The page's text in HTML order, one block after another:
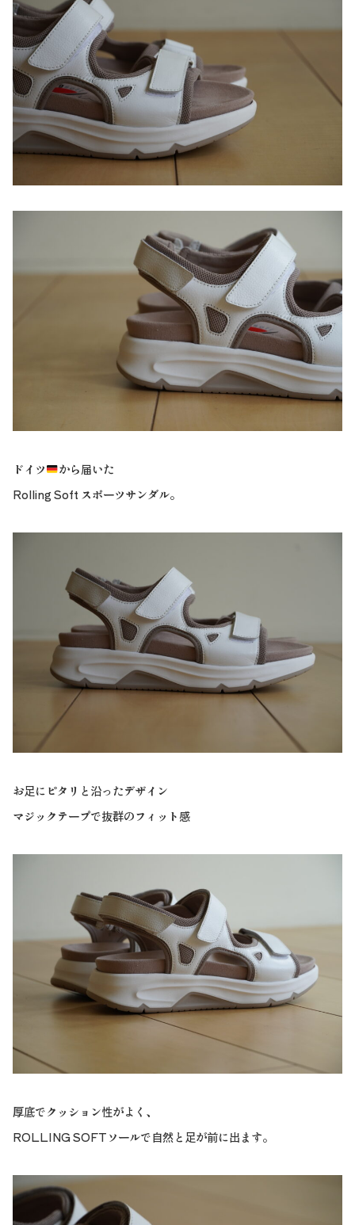
ドイツ
から届いた
Rolling Soft スポーツサンダル。
お足にピタリと沿ったデザイン
マジックテープで抜群のフィット感
厚底でクッション性がよく、
ROLLING SOFTソールで自然と足が前に出ます。